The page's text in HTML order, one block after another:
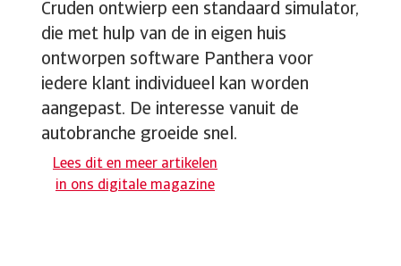
Cruden ontwierp een standaard simulator,
die met hulp van de in eigen huis
ontworpen software Panthera voor
iedere klant individueel kan worden
aangepast. De interesse vanuit de
autobranche groeide snel.
Lees dit en meer artikelen
in ons digitale magazine